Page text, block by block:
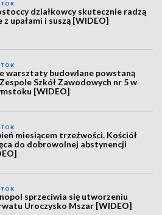
działkowcy skutecznie radzą
z upałami i suszą [WIDEO]
warsztaty budowlane powstaną
Szkół Zawodowych nr 5 w
[WIDEO]
miesiącem trzeźwości. Kościół
do dobrowolnej abstynencji
sprzeciwia się utworzeniu
Uroczysko Mszar [WIDEO]